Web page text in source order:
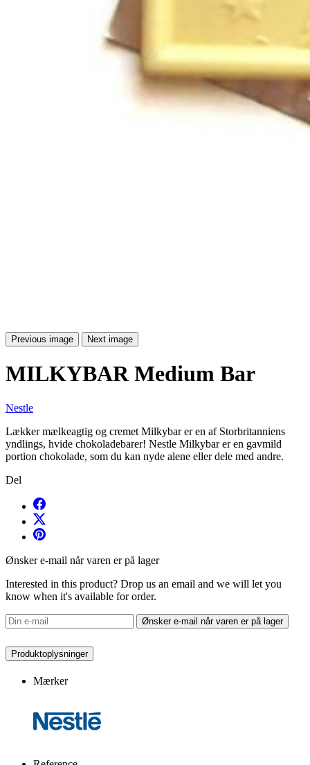
Previous image Next image
MILKYBAR Medium Bar
Nestle
Lækker mælkeagtig og cremet Milkybar er en af Storbritanniens
yndlings, hvide chokoladebarer! Nestle Milkybar er en gavmild
portion chokolade, som du kan nyde alene eller dele med andre.
Del
Ønsker e-mail når varen er på lager
Interested in this product? Drop us an email and we will let you
know when it's available for order.
Ønsker e-mail når varen er på lager
Produktoplysninger
Mærker